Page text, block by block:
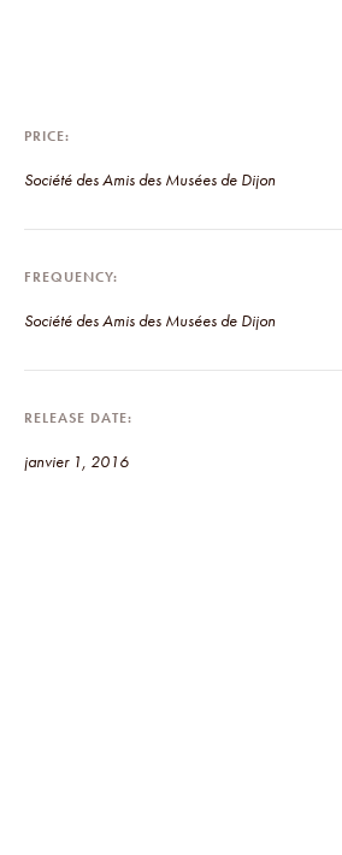
PRICE
Société des Amis des Musées de Dijon
FREQUENCY
Société des Amis des Musées de Dijon
RELEASE DATE
janvier 1, 2016